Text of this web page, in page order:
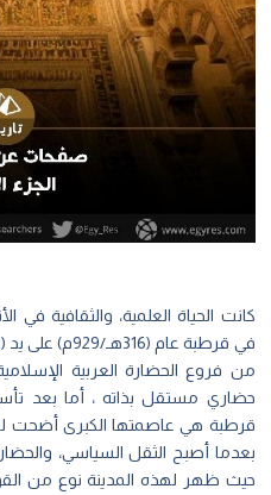
كانت الحياة العلمية، والثقافية
في قرطبة عام
من فروع الحضارة العربية
حضاري مستقل بذاته ، أما بعد
قرطبة هي عاصمتها الكبرى أضحت
بعدما أصبح الثقل السياسي،
حيث ظهر لهذه المدينة نوع من